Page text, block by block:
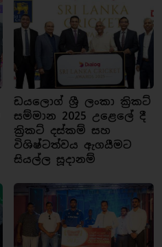
ඩයලොග් ශ්‍රී ලංකා ක්‍රිකට්
සම්මාන 2025 උළෙලේ දී
ක්‍රිකට් දස්කම් සහ
විශිෂ්ටත්වය ඇගයීමට
සියල්ල සූදානම්